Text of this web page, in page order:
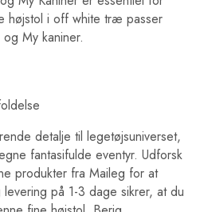
højstol i off white træ passer
My kaniner.
detalje til legetøjsuniverset,
fantasifulde eventyr. Udforsk
produkter fra Maileg for at
på 1-3 dage sikrer, at du